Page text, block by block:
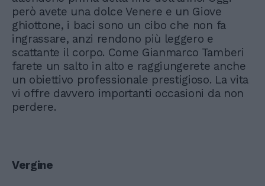
però avete una dolce Venere e un Giove
ghiottone, i baci sono un cibo che non fa
ingrassare, anzi rendono più leggero e
scattante il corpo. Come Gianmarco Tamberi
farete un salto in alto e raggiungerete anche
un obiettivo professionale prestigioso. La vita
vi offre davvero importanti occasioni da non
perdere.
Vergine